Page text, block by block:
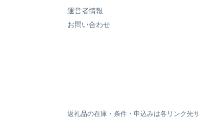
運営者情報
お問い合わせ
返礼品の在庫・条件・申込みは各リンク先